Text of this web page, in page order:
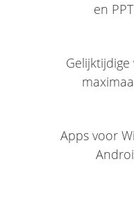
en
Apps voor